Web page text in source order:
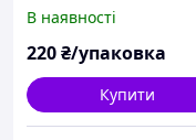
одноразові форми для
випікання пасок
В наявності
220₴/упаковка
Купити